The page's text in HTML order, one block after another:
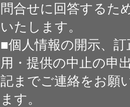
問合せに回答するた
いたします。
■個人情報の開示、
用・提供の中止の申
記までご連絡をお願
ます。